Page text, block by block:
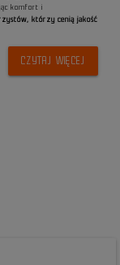
komfort i
którzy cenią jakość
CZYTAJ WIĘCEJ